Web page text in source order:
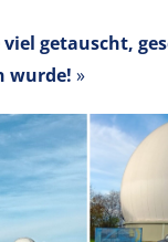
getauscht,
wurde! »